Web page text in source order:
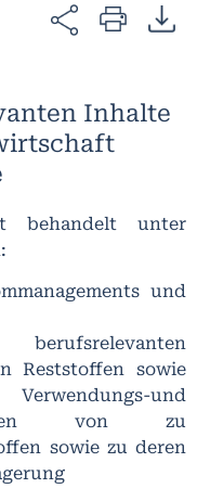
Inhalte
behandelt unter
und
Reststoffen sowie
und
von zu
sowie zu deren